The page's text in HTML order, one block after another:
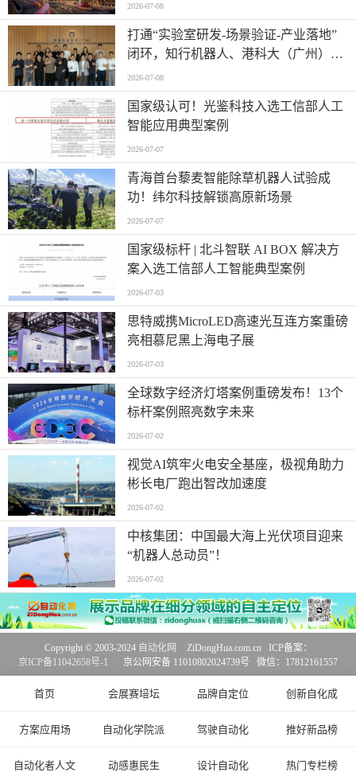
2026-07-08
打通“实验室研发-场景验证-产业落地”
闭环，知行机器人、港科大（广州）、
北京粤电三方联合解锁城市服务机器人
规模化应用
2026-07-08
国家级认可！光鉴科技入选工信部人工
智能应用典型案例
2026-07-07
青海首台藜麦智能除草机器人试验成
功！纬尔科技解锁高原新场景
2026-07-07
国家级标杆 | 北斗智联 AI BOX 解决方
案入选工信部人工智能典型案例
2026-07-03
思特威携MicroLED高速光互连方案重磅
亮相慕尼黑上海电子展
2026-07-03
全球数字经济灯塔案例重磅发布！13个
标杆案例照亮数字未来
2026-07-02
视觉AI筑牢火电安全基座，极视角助力
彬长电厂跑出智改加速度
2026-07-02
中核集团：中国最大海上光伏项目迎来
“机器人总动员”！
2026-07-02
首页 会展赛培坛 品牌自定位 创新自化成
方案应用场 自动化学院派 驾驶自动化 推好新品榜
自动化者人文 动感惠民生 设计自动化 热门专栏榜
Copyright © 2003-2024 自动化网
ZiDongHua.com.cn ICP备案：
京ICP备11042658号-1
京公网安备 11010802024739号 微信：17812161557